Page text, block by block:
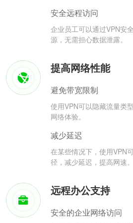
安全远程访问
企业员工可以通过VPN安
源，无需担心数据泄露。
提高网络性能
避免带宽限制
使用VPN可以隐藏流量类
网络体验。
减少延迟
在某些情况下，使用VPN
径，减少延迟，提高网速。
远程办公支持
安全的企业网络访问